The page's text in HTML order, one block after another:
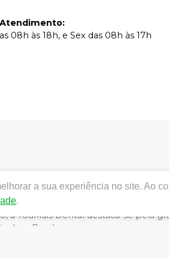
:
08h às 18h, e Sex das 08h às 17h
a YouMais Dental destaca-se
o Brasil.
a sua experiência no site. Ao
.